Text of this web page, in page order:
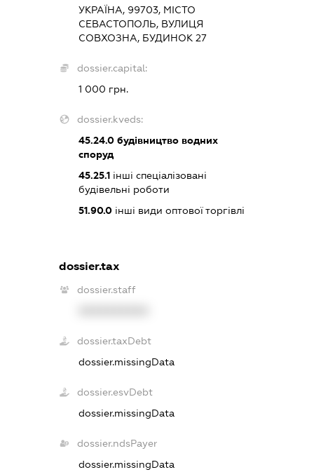
УКРАЇНА, 99703, МІСТО
СЕВАСТОПОЛЬ, ВУЛИЦЯ
СОВХОЗНА, БУДИНОК 27
dossier.capital:
1 000 грн.
dossier.kveds:
45.24.0будівництво водних
споруд
45.25.1інші спеціалізовані
будівельні роботи
51.90.0інші види оптової торгівлі
dossier.tax
dossier.staff
dossier.taxDebt
dossier.missingData
dossier.esvDebt
dossier.missingData
dossier.ndsPayer
dossier.missingData